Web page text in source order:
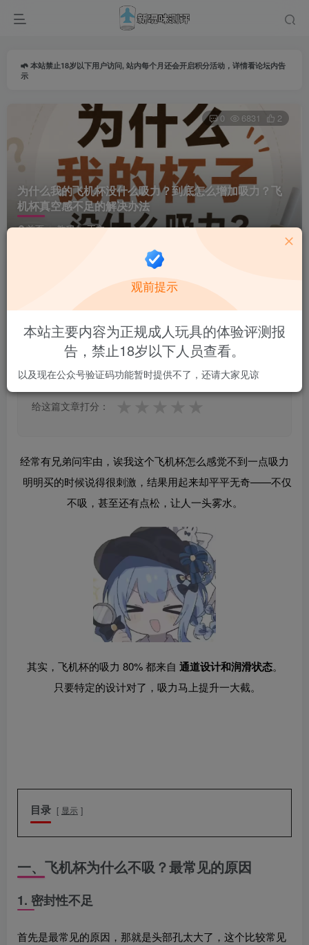
本站禁止18岁以下用户访问, 站内每个月还会开启积分活动，详情看论坛内告
示
为什么我的飞机杯没什么吸力？到底怎么增加吸力？飞
机杯真空感不足的解决办法
首页 教程 正文
0 6831 2
★★★★★
★★★★★ 2 人参与
给这篇文章打分：
经常有兄弟问牢由，诶我这个飞机杯怎么感觉不到一点吸力
明明买的时候说得很刺激，结果用起来却平平无奇——不仅
不吸，甚至还有点松，让人一头雾水。
其实，飞机杯的吸力 80% 都来自 通道设计和润滑状态。
只要特定的设计对了，吸力马上提升一大截。
目录 显示
一、飞机杯为什么不吸？最常见的原因
1. 密封性不足
首先是最常见的原因，那就是头部孔太大了，这个比较常见
观前提示
本站主要内容为正规成人玩具的体验评测报
告，禁止18岁以下人员查看。
以及现在公众号验证码功能暂时提供不了，还请大家见谅